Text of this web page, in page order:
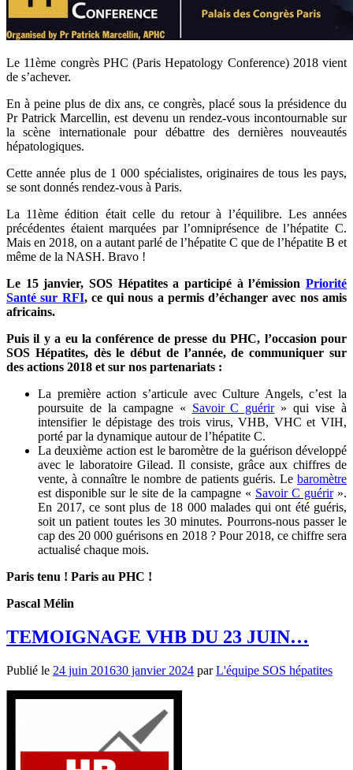
Le 11ème congrès PHC (Paris Hepatology Conference) 2018 vient
de s’achever.
En à peine plus de dix ans, ce congrès, placé sous la présidence du
Pr Patrick Marcellin, est devenu un rendez-vous incontournable sur
la scène internationale pour débattre des dernières nouveautés
hépatologiques.
Cette année plus de 1 000 spécialistes, originaires de tous les pays,
se sont donnés rendez-vous à Paris.
La 11ème édition était celle du retour à l’équilibre. Les années
précédentes étaient marquées par l’omniprésence de l’hépatite C.
Mais en 2018, on a autant parlé de l’hépatite C que de l’hépatite B et
même de la NASH. Bravo !
Le 15 janvier, SOS Hépatites a participé à l’émission Priorité
Santé sur RFI, ce qui nous a permis d’échanger avec nos amis
africains.
Puis il y a eu la conférence de presse du PHC, l’occasion pour
SOS Hépatites, dès le début de l’année, de communiquer sur
des actions 2018 et sur nos partenariats :
La première action s’articule avec Culture Angels, c’est la
poursuite de la campagne « Savoir C guérir » qui vise à
intensifier le dépistage des trois virus, VHB, VHC et VIH,
porté par la dynamique autour de l’hépatite C.
La deuxième action est le baromètre de la guérison développé
avec le laboratoire Gilead. Il consiste, grâce aux chiffres de
vente, à connaître le nombre de patients guéris. Le baromètre
est disponible sur le site de la campagne « Savoir C guérir ».
En 2017, ce sont plus de 18 000 malades qui ont été guéris,
soit un patient toutes les 30 minutes. Pourrons-nous passer le
cap des 20 000 guérisons en 2018 ? Pour 2018, ce chiffre sera
actualisé chaque mois.
Paris tenu ! Paris au PHC !
Pascal Mélin
TEMOIGNAGE VHB DU 23 JUIN…
Publié le 24 juin 201630 janvier 2024 parL'équipe SOS hépatites